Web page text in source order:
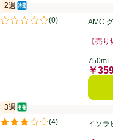
AMC グレープジュース
+2週
賞味・消費期限保証：2週間
冷蔵食品
(0)
評価は0件のレビューで5点
AMC
【売
750mL
価格
￥
イソラビオ オーガニックコ
+3週
賞味・消費期限保証：3週間
オーガニック/有機
(4)
評価は4件のレビューで5点
イソラ